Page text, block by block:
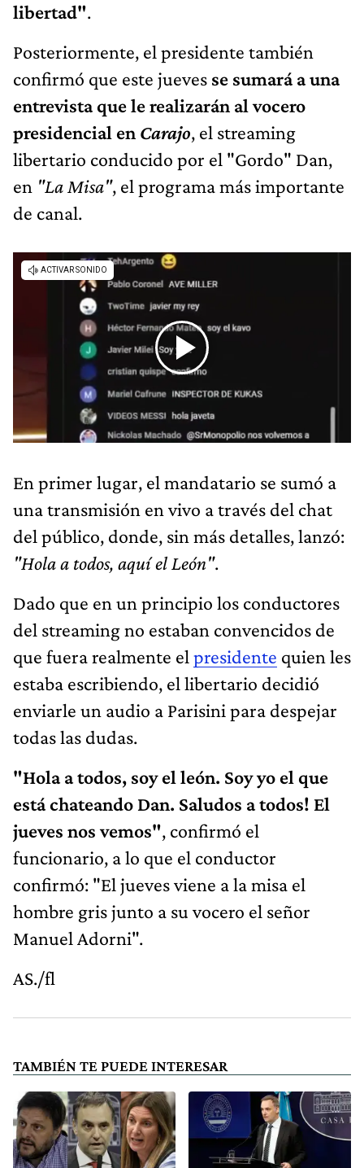
libertad".
Posteriormente, el presidente también
confirmó que este jueves se sumará a una
entrevista que le realizarán al vocero
presidencial en Carajo, el streaming
libertario conducido por el "Gordo" Dan,
en "La Misa", el programa más importante
de canal.
En primer lugar, el mandatario se sumó a
una transmisión en vivo a través del chat
del público, donde, sin más detalles, lanzó:
"Hola a todos, aquí el León".
Dado que en un principio los conductores
del streaming no estaban convencidos de
que fuera realmente el presidente quien les
estaba escribiendo, el libertario decidió
enviarle un audio a Parisini para despejar
todas las dudas.
"Hola a todos, soy el león. Soy yo el que
está chateando Dan. Saludos a todos! El
jueves nos vemos", confirmó el
funcionario, a lo que el conductor
confirmó: "El jueves viene a la misa el
hombre gris junto a su vocero el señor
Manuel Adorni".
AS./fl
TAMBIÉN TE PUEDE INTERESAR